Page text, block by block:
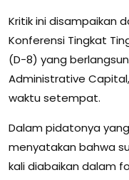
Kritik ini disampaikan
Konferensi Tingkat
(D-8) yang
Administrative Capital,
waktu setempat.
Dalam pidatonya
menyatakan bahwa
kali diabaikan dalam